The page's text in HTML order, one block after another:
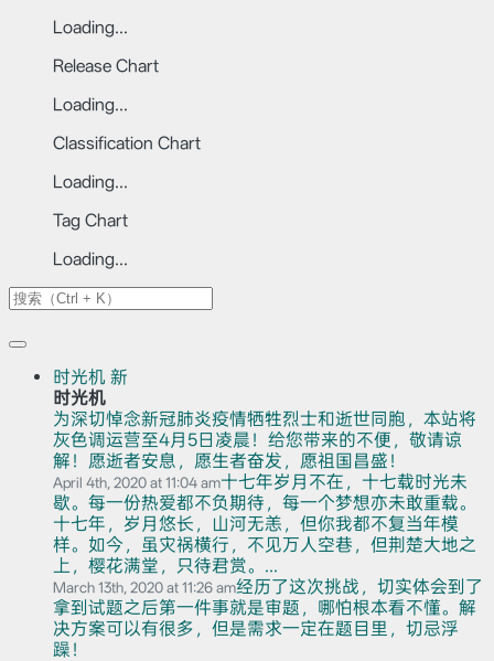
Loading...
Release Chart
Loading...
Classification Chart
Loading...
Tag Chart
Loading...
时光机 新
时光机
为深切悼念新冠肺炎疫情牺牲烈士和逝世同胞，本站将
灰色调运营至4月5日凌晨！给您带来的不便，敬请谅
解！愿逝者安息，愿生者奋发，愿祖国昌盛！
April 4th, 2020 at 11:04 am十七年岁月不在，十七载时光未
歇。每一份热爱都不负期待，每一个梦想亦未敢重载。
十七年，岁月悠长，山河无恙，但你我都不复当年模
样。如今，虽灾祸横行，不见万人空巷，但荆楚大地之
上，樱花满堂，只待君赏。...
March 13th, 2020 at 11:26 am经历了这次挑战，切实体会到了
拿到试题之后第一件事就是审题，哪怕根本看不懂。解
决方案可以有很多，但是需求一定在题目里，切忌浮
躁！